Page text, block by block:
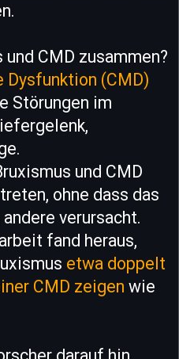
CMD zusammen?
Dysfunktion (CMD)
Störungen im
und CMD
ohne dass das
verursacht.
fand heraus,
etwa doppelt
CMD zeigen wie